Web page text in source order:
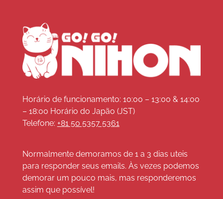
Horário de funcionamento: 10:00 – 13:00 & 14:00
– 18:00 Horário do Japão (JST)
Telefone: +81 50 5357 5361
Normalmente demoramos de 1 a 3 dias uteis
para responder seus emails. Às vezes podemos
demorar um pouco mais, mas responderemos
assim que possível!